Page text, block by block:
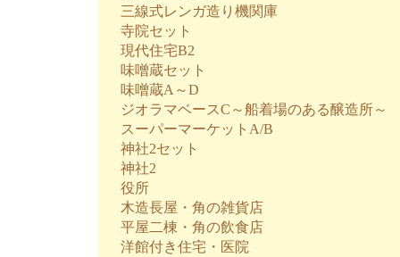
三線式レンガ造り機関庫
寺院セット
現代住宅B2
味噌蔵セット
味噌蔵A～D
ジオラマベースC～船着場のある醸造所～
スーパーマーケットA/B
神社2セット
神社2
役所
木造長屋・角の雑貨店
平屋二棟・角の飲食店
洋館付き住宅・医院